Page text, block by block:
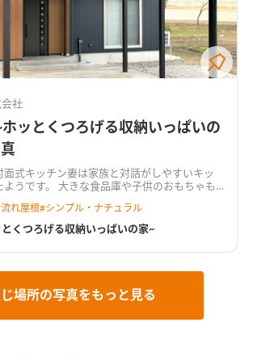
会社
ホッとくつろげる収納いっぱいの
面式キッチン妻は家族と対話がしやすいキッ
ようです。 大きな食品庫や子供のおもちゃも
残さない落ち着い
1階とはがらりと雰囲気を変えました。 も
流れ屋根#シンプル・ナチュラル
くつろげる収納いっぱいの家~
じ場所の写真をもっと見る